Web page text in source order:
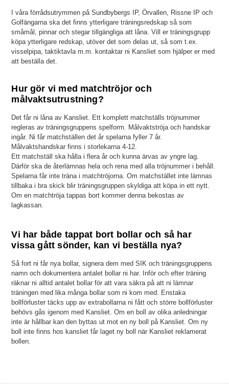
I våra förrådsutrymmen på Sundbybergs IP, Örvallen, Rissne IP och
Golfängarna ska det finns ytterligare träningsredskap så som
småmål, pinnar och stegar tillgängliga att låna. Vill er träningsgrupp
köpa ytterligare redskap, utöver det som delas ut, så som t.ex.
visselpipa, taktiktavla m.m. kontaktar ni Kansliet som hjälper er med
att beställa det.
Hur gör vi med matchtröjor och
målvaktsutrustning?
Det får ni låna av Kansliet. Ett komplett matchställs tröjnummer
regleras av träningsgruppens spelform. Målvaktströja och handskar
ingår. Ni får matchställen det år spelarna fyller 7 år.
Målvaktshandskar finns i storlekarna 4-12.
Ett matchställ ska hålla i flera år och kunna ärvas av yngre lag.
Därför ska de återlämnas hela och rena med alla tröjnummer i behåll.
Spelarna får inte träna i matchtröjorna. Om matchstället inte lämnas
tillbaka i bra skick blir träningsgruppen skyldiga att köpa in ett nytt.
Om en matchtröja tappas bort kommer denna bekostas av
lagkassan.
Vi har både tappat bort bollar och så har
vissa gått sönder, kan vi beställa nya?
Så fort ni får nya bollar, signera dem med SIK och träningsgruppens
namn och dokumentera antalet bollar ni har. Inför och efter träning
räknar ni alltid antalet bollar för att vara säkra på att ni lämnar
träningen med lika många bollar som ni kom med. Enstaka
bollförluster täcks upp av extrabollarna ni fått och större bollförluster
behövs gås igenom med Kansliet. Om en boll av olika anledningar
inte är hållbar kan den byttas ut mot en ny boll på Kansliet. Om ny
boll inte finns hos kansliet får laget ny boll när Kansliet reklamerat
bollen.